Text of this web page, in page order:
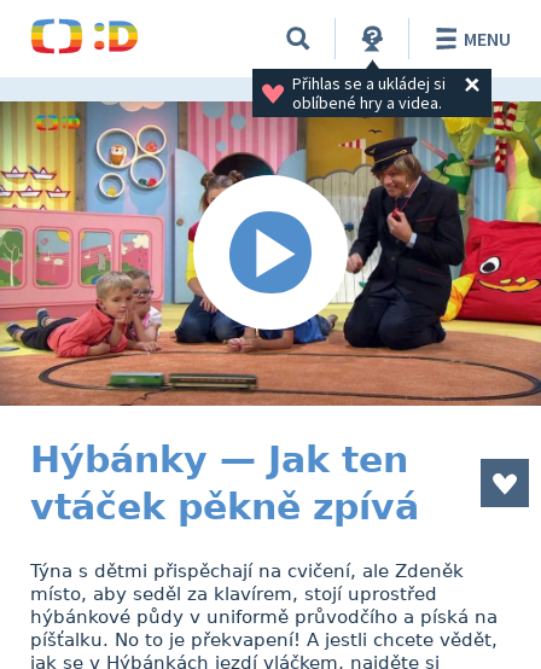
Přihlas se a ukládej si
oblíbené hry a videa.
MENU
Hýbánky — Jak ten
vtáček pěkně zpívá
Týna s dětmi přispěchají na cvičení, ale Zdeněk
místo, aby seděl za klavírem, stojí uprostřed
hýbánkové půdy v uniformě průvodčího a píská na
píšťalku. No to je překvapení! A jestli chcete vědět,
jak se v Hýbánkách jezdí vláčkem, najděte si